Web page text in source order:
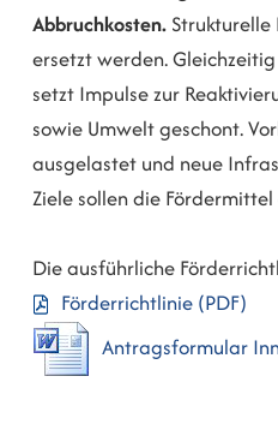
Abbruchkosten.
ersetzt werden.
setzt Impulse zur
sowie Umwelt geschont.
ausgelastet und neue
Ziele sollen die
Die ausführliche
Förderrichtlinie (PDF)
Antragsformular